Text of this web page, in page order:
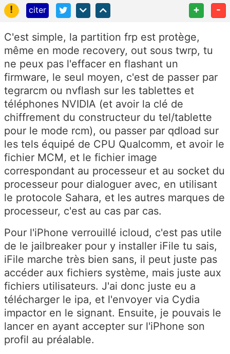
!
citer + -
C'est simple, la partition frp est protège,
même en mode recovery, out sous twrp, tu
ne peux pas l'effacer en flashant un
firmware, le seul moyen, c'est de passer par
tegrarcm ou nvflash sur les tablettes et
téléphones NVIDIA (et avoir la clé de
chiffrement du constructeur du tel/tablette
pour le mode rcm), ou passer par qdload sur
les tels équipé de CPU Qualcomm, et avoir le
fichier MCM, et le fichier image
correspondant au processeur et au socket du
processeur pour dialoguer avec, en utilisant
le protocole Sahara, et les autres marques de
processeur, c'est au cas par cas.
Pour l'iPhone verrouillé icloud, c'est pas utile
de le jailbreaker pour y installer iFile tu sais,
iFile marche très bien sans, il peut juste pas
accéder aux fichiers système, mais juste aux
fichiers utilisateurs. J'ai donc juste eu a
télécharger le ipa, et l'envoyer via Cydia
impactor en le signant. Ensuite, je pouvais le
lancer en ayant accepter sur l'iPhone son
profil au préalable.